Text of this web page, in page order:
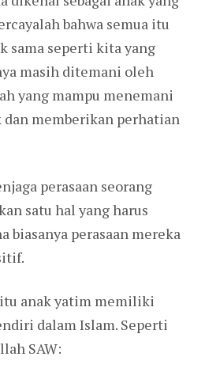
bahwa semua itu
sama seperti kita yang
masih ditemani oleh
yang mampu menemani
memberikan perhatian
perasaan seorang
satu hal yang harus
biasanya perasaan mereka
anak yatim memiliki
dalam Islam. Seperti
SAW: